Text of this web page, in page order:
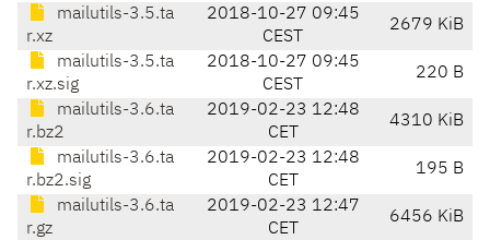
mailutils-3.5.ta
r.xz
2018-10-27 09:45
CEST
2679 KiB
mailutils-3.5.ta
r.xz.sig
2018-10-27 09:45
CEST
220 B
mailutils-3.6.ta
r.bz2
2019-02-23 12:48
CET
4310 KiB
mailutils-3.6.ta
r.bz2.sig
2019-02-23 12:48
CET
195 B
mailutils-3.6.ta
r.gz
2019-02-23 12:47
CET
6456 KiB